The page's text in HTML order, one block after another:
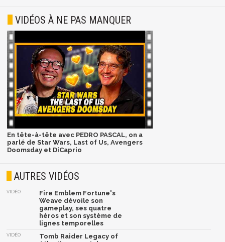
VIDÉOS À NE PAS MANQUER
En tête-à-tête avec PEDRO PASCAL, on a
parlé de Star Wars, Last of Us, Avengers
Doomsday et DiCaprio
AUTRES VIDÉOS
VIDÉO
Fire Emblem Fortune's
Weave dévoile son
gameplay, ses quatre
héros et son système de
lignes temporelles
VIDÉO
Tomb Raider Legacy of